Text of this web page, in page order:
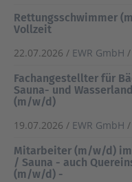
Rettungsschwimmer
Vollzeit
22.07.2026 / EWR GmbH /
Fachangestellter für
Sauna- und
(m/w/d)
19.07.2026 / EWR GmbH /
Mitarbeiter (m/w/d) im
/ Sauna - auch
(m/w/d) -